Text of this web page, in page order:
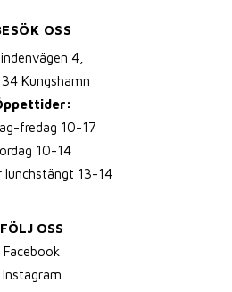
OSS
4,
Kungshamn
fredag 10-17
10-14
lunchstängt 13-14
FÖLJ OSS
Facebook
Instagram